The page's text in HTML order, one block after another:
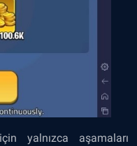
yalnızca aşamaları